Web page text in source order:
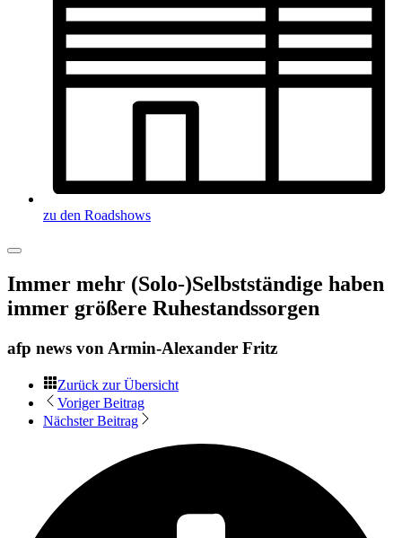
zu den Roadshows
Immer mehr (Solo-)Selbstständige haben
immer größere Ruhestandssorgen
afp news von Armin-Alexander Fritz
Zurück zur Übersicht
Voriger Beitrag
Nächster Beitrag